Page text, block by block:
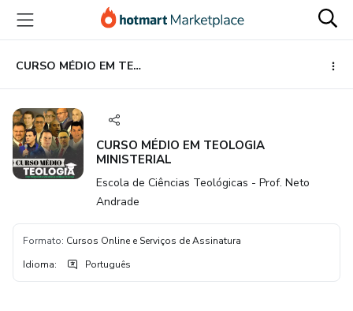
para
conteúdo
principal
para
pagamento
para
rodapé
CURSO MÉDIO EM TEOLOGIA MINISTERIAL
CURSO MÉDIO EM TEOLOGIA
MINISTERIAL
Escola de Ciências Teológicas - Prof. Neto
Andrade
Formato: Cursos Online e Serviços de Assinatura
Idioma: Português